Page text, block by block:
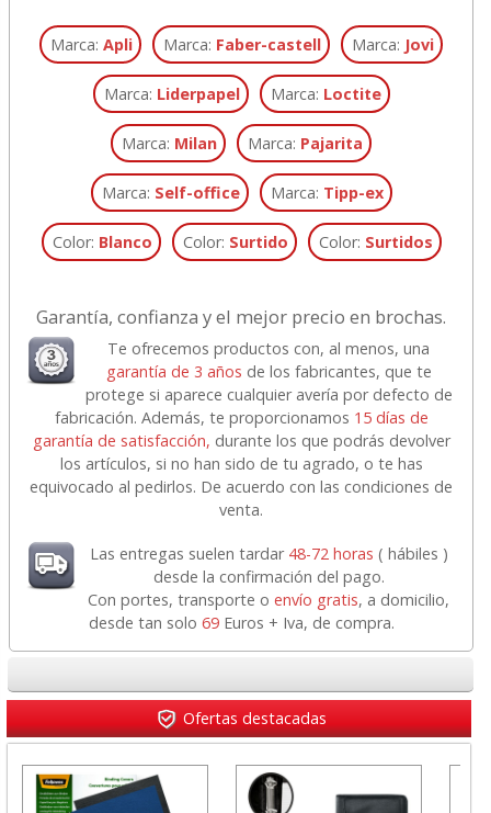
Marca:Apli Marca: Faber-castell Marca: Jovi
Marca: Liderpapel Marca: Loctite
Marca: Milan Marca: Pajarita
Marca: Self-office Marca: Tipp-ex
Color: Blanco Color: Surtido Color: Surtidos
Garantía, confianza y el mejor precio en brochas.
Te ofrecemos productos con, al menos, una
garantía de 3 años de los fabricantes, que te
protege si aparece cualquier avería por defecto de
fabricación. Además, te proporcionamos 15 días de
garantía de satisfacción, durante los que podrás devolver
los artículos, si no han sido de tu agrado, o te has
equivocado al pedirlos. De acuerdo con las condiciones de
venta.
Las entregas suelen tardar 48-72 horas ( hábiles )
desde la confirmación del pago.
Con portes, transporte oenvío gratis, a domicilio,
desde tan solo 69Euros + Iva, de compra.
Ofertas destacadas